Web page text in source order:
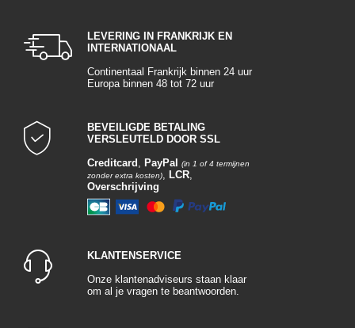
LEVERING IN FRANKRIJK EN
INTERNATIONAAL
Continentaal Frankrijk binnen 24 uur
Europa binnen 48 tot 72 uur
BEVEILIGDE BETALING
VERSLEUTELD DOOR SSL
Creditcard , PayPal
(in 1 of 4 termijnen
zonder extra kosten), LCR,
Overschrijving
KLANTENSERVICE
Onze klantenadviseurs staan klaar
om al je vragen te beantwoorden.